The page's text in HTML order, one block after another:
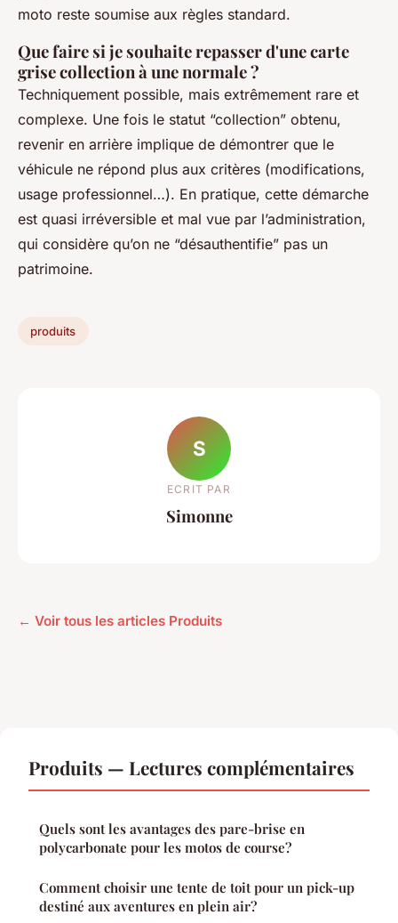
moto reste soumise aux règles standard.
Que faire si je souhaite repasser d'une carte
grise collection à une normale ?
Techniquement possible, mais extrêmement rare et
complexe. Une fois le statut “collection” obtenu,
revenir en arrière implique de démontrer que le
véhicule ne répond plus aux critères (modifications,
usage professionnel…). En pratique, cette démarche
est quasi irréversible et mal vue par l’administration,
qui considère qu’on ne “désauthentifie” pas un
patrimoine.
produits
S
ECRIT PAR
Simonne
← Voir tous les articles Produits
Produits — Lectures complémentaires
Quels sont les avantages des pare-brise en
polycarbonate pour les motos de course?
Comment choisir une tente de toit pour un pick-up
destiné aux aventures en plein air?